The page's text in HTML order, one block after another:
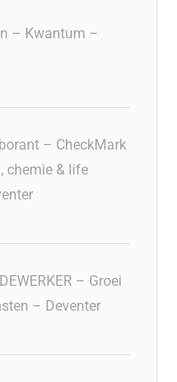
– Kwantum –
– CheckMark
chemie & life
– Groei
– Deventer